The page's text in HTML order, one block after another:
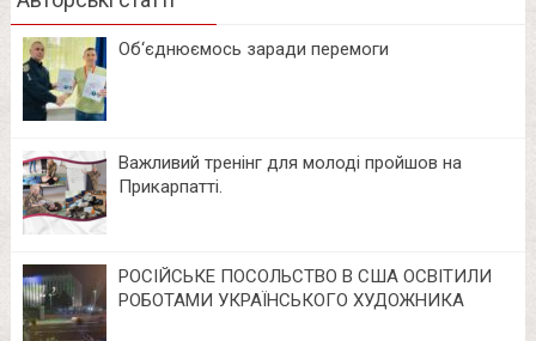
Об‘єднюємось заради перемоги
Важливий тренінг для молоді пройшов на
Прикарпатті.
РОСІЙСЬКЕ ПОСОЛЬСТВО В США ОСВІТИЛИ
РОБОТАМИ УКРАЇНСЬКОГО ХУДОЖНИКА